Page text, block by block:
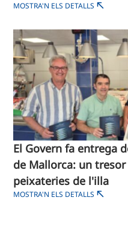
MOSTRA'N ELS DETALLS
El Govern fa entrega
de Mallorca: un
peixateries de l'illa
MOSTRA'N ELS DETALLS